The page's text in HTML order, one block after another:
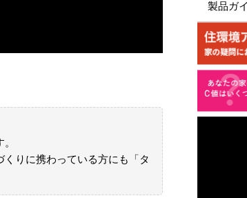
りに携わっている方にも「タ
製品ガ